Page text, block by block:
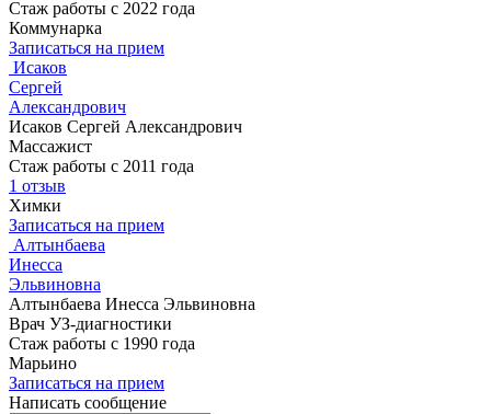
Стаж работы с 2022 года
Коммунарка
Записаться на прием
Исаков
Сергей
Александрович
Исаков Сергей Александрович
Массажист
Стаж работы с 2011 года
1 отзыв
Химки
Записаться на прием
Алтынбаева
Инесса
Эльвиновна
Алтынбаева Инесса Эльвиновна
Врач УЗ-диагностики
Стаж работы с 1990 года
Марьино
Записаться на прием
Написать сообщение